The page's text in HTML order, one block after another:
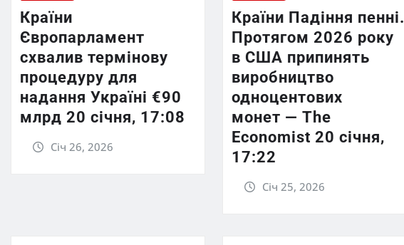
Країни
Європарламент
схвалив термінову
процедуру для
надання Україні €90
млрд 20 січня, 17:08
Січ 26, 2026
Країни Падіння пенні.
Протягом 2026 року
в США припинять
виробництво
одноцентових
монет — The
Economist 20 січня,
17:22
Січ 25, 2026